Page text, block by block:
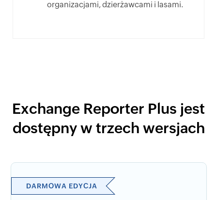
organizacjami, dzierżawcami i lasami.
Exchange Reporter Plus jest
dostępny w trzech wersjach
DARMOWA EDYCJA